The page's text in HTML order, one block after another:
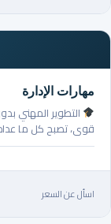
مهارات الإدارة
التطوير المهني
قوي، تصبح كل ما
اسأل عن السعر